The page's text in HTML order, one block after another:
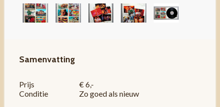
Samenvatting
Prijs
€ 6,-
Conditie
Zo goed als nieuw